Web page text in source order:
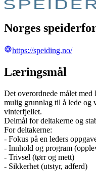
Norges
https://speiding.no/
Læringsmål
Det overordnede målet med
mulig grunnlag til å lede og
vinterfjellet.
Delmål for deltakerne og
For deltakerne:
- Fokus på en leders
- Innhold og program
- Trivsel (tørr og mett)
- Sikkerhet (utstyr, adferd)